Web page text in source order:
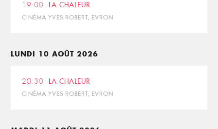
19:00 LA CHALEUR
CINÉMA YVES ROBERT, EVRON
LUNDI 10 AOÛT 2026
20:30 LA CHALEUR
CINÉMA YVES ROBERT, EVRON